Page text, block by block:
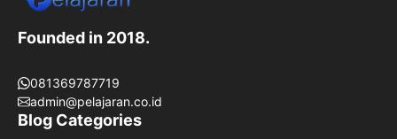
Founded in 2018.
081369787719
admin@pelajaran.co.id
Blog Categories